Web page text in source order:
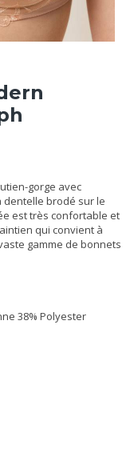
gorge avec
dentelle brodé sur le
est très confortable et
qui convient à
gamme de bonnets
38% Polyester